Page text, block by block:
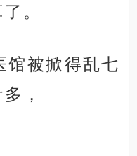
。
馆被掀得乱七
，